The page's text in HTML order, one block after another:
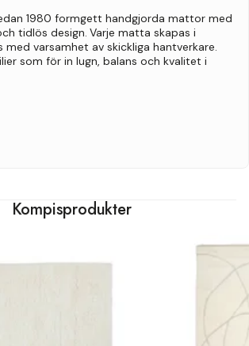
1980 formgett handgjorda mattor med
tidlös design. Varje matta skapas i
med varsamhet av skickliga hantverkare.
som för in lugn, balans och kvalitet i
Kompisprodukter